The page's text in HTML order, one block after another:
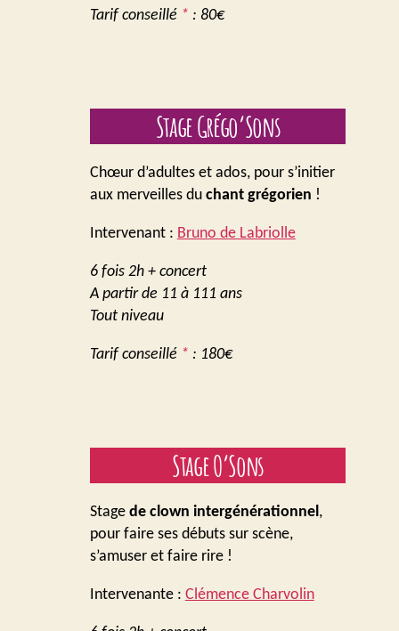
Tarif conseillé * : 80€
Stage Grégo’Sons
Chœur d’adultes et ados, pour s’initier
aux merveilles du chant grégorien !
Intervenant : Bruno de Labriolle
6 fois 2h + concert
A partir de 11 à 111 ans
Tout niveau
Tarif conseillé * : 180€
Stage O’Sons
Stage de clown intergénérationnel ,
pour faire ses débuts sur scène,
s’amuser et faire rire !
Intervenante : Clémence Charvolin